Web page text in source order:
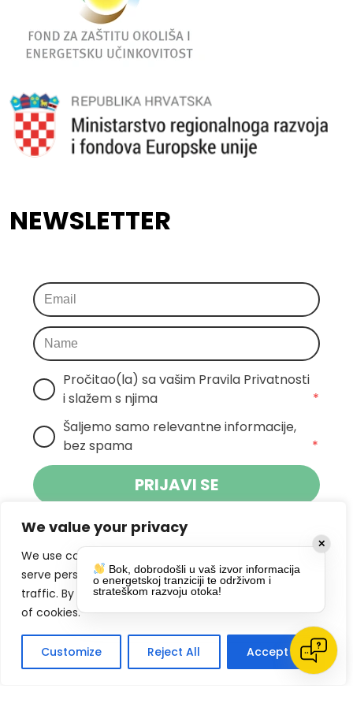
We value your privacy
We use cookies to enhance your browsing experience,
serve personalized ads or content, and analyze our
traffic. By clicking "Accept All", you consent to our use
of cookies.
Customize Reject All Accept All
NEWSLETTER
Pročitao(la) sa vašim Pravila Privatnosti
i slažem s njima
*
Šaljemo samo relevantne informacije,
bez spama
*
PRIJAVI SE
Klikom na gumb dajete suglasnost za
primanje novosti Pokreta Otoka te se
slažete spolitikom privatnosti.
DRUŠTVENE MREŽE
✕
Bok, dobrodošli u vaš izvor informacija
o energetskoj tranziciji te održivom i
strateškom razvoju otoka!